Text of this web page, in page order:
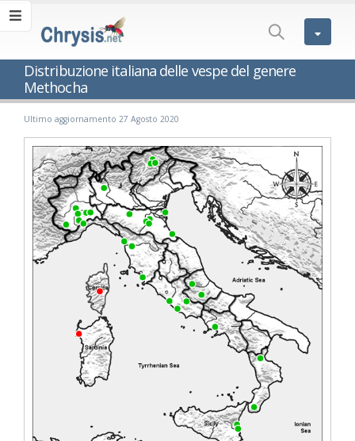
Distribuzione italiana delle vespe del genere
Methocha
Ultimo aggiornamento 27 Agosto 2020